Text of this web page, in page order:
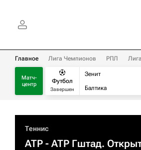
Главное Лига Чемпионов РПЛ
Матч-
центр
Футбол
Завершен
Зенит
Балтика
Теннис
ATP - ATP Гштад.